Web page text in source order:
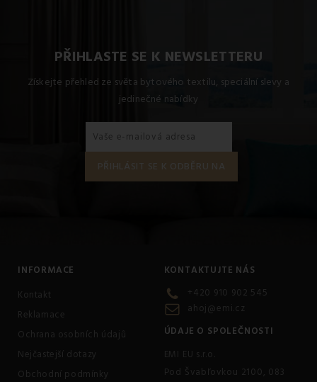
PŘIHLASTE SE K NEWSLETTERU
Získejte přehled ze světa bytového textilu, speciální slevy a
jedinečné nabídky
INFORMACE
Kontakt
Reklamace
Ochrana osobních údajů
Nejčastejší dotazy
Obchodní podmínky
KONTAKTUJTE NÁS
+420 910 902 545
ahoj@emi.cz
ÚDAJE O SPOLEČNOSTI
EMI EU s.r.o.
Pod Švabľovkou 2100, 083